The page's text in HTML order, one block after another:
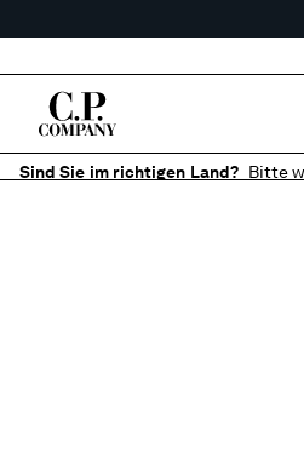
Sind Sie im richtigen Land? Bitte